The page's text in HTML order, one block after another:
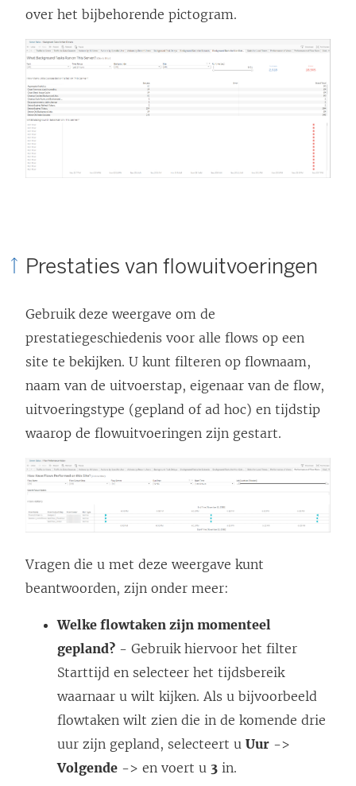
over het bijbehorende pictogram.
Prestaties van flowuitvoeringen
Gebruik deze weergave om de
prestatiegeschiedenis voor alle flows op een
site te bekijken. U kunt filteren op flownaam,
naam van de uitvoerstap, eigenaar van de flow,
uitvoeringstype (gepland of ad hoc) en tijdstip
waarop de flowuitvoeringen zijn gestart.
Vragen die u met deze weergave kunt
beantwoorden, zijn onder meer:
Welke flowtaken zijn momenteel
gepland? - Gebruik hiervoor het filter
Starttijd en selecteer het tijdsbereik
waarnaar u wilt kijken. Als u bijvoorbeeld
flowtaken wilt zien die in de komende drie
uur zijn gepland, selecteert u Uur ->
Volgende -> en voert u 3 in.